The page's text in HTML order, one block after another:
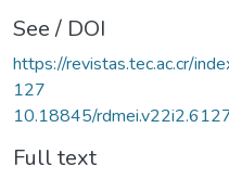
See / DOI
https://revistas.tec.ac.cr/
127
10.18845/
Full text